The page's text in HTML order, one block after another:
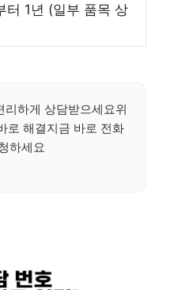
터 1년 (일부 품목 상
리하게 상담받으세요위
로 해결지금 바로 전화
하세요